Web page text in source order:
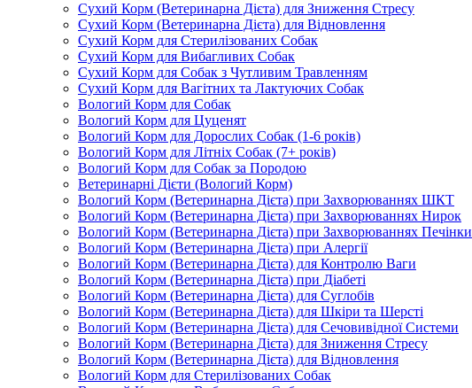
Сухий Корм (Ветеринарна Дієта) для Зниження Стресу
Сухий Корм (Ветеринарна Дієта) для Відновлення
Сухий Корм для Стерилізованих Собак
Сухий Корм для Вибагливих Собак
Сухий Корм для Собак з Чутливим Травленням
Сухий Корм для Вагітних та Лактуючих Собак
Вологий Корм для Собак
Вологий Корм для Цуценят
Вологий Корм для Дорослих Собак (1-6 років)
Вологий Корм для Літніх Собак (7+ років)
Вологий Корм для Собак за Породою
Ветеринарні Дієти (Вологий Корм)
Вологий Корм (Ветеринарна Дієта) при Захворюваннях ШКТ
Вологий Корм (Ветеринарна Дієта) при Захворюваннях Нирок
Вологий Корм (Ветеринарна Дієта) при Захворюваннях Печінки
Вологий Корм (Ветеринарна Дієта) при Алергії
Вологий Корм (Ветеринарна Дієта) для Контролю Ваги
Вологий Корм (Ветеринарна Дієта) при Діабеті
Вологий Корм (Ветеринарна Дієта) для Суглобів
Вологий Корм (Ветеринарна Дієта) для Шкіри та Шерсті
Вологий Корм (Ветеринарна Дієта) для Сечовивідної Системи
Вологий Корм (Ветеринарна Дієта) для Зниження Стресу
Вологий Корм (Ветеринарна Дієта) для Відновлення
Вологий Корм для Стерилізованих Собак